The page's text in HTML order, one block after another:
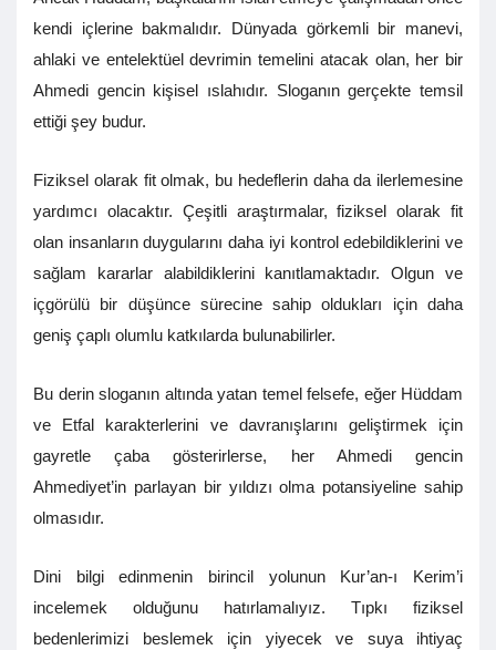
kendi içlerine bakmalıdır. Dünyada görkemli bir manevi,
ahlaki ve entelektüel devrimin temelini atacak olan, her bir
Ahmedi gencin kişisel ıslahıdır. Sloganın gerçekte temsil
ettiği şey budur.
Fiziksel olarak fit olmak, bu hedeflerin daha da ilerlemesine
yardımcı olacaktır. Çeşitli araştırmalar, fiziksel olarak fit
olan insanların duygularını daha iyi kontrol edebildiklerini ve
sağlam kararlar alabildiklerini kanıtlamaktadır. Olgun ve
içgörülü bir düşünce sürecine sahip oldukları için daha
geniş çaplı olumlu katkılarda bulunabilirler.
Bu derin sloganın altında yatan temel felsefe, eğer Hüddam
ve Etfal karakterlerini ve davranışlarını geliştirmek için
gayretle çaba gösterirlerse, her Ahmedi gencin
Ahmediyet’in parlayan bir yıldızı olma potansiyeline sahip
olmasıdır.
Dini bilgi edinmenin birincil yolunun Kur’an-ı Kerim’i
incelemek olduğunu hatırlamalıyız. Tıpkı fiziksel
bedenlerimizi beslemek için yiyecek ve suya ihtiyaç